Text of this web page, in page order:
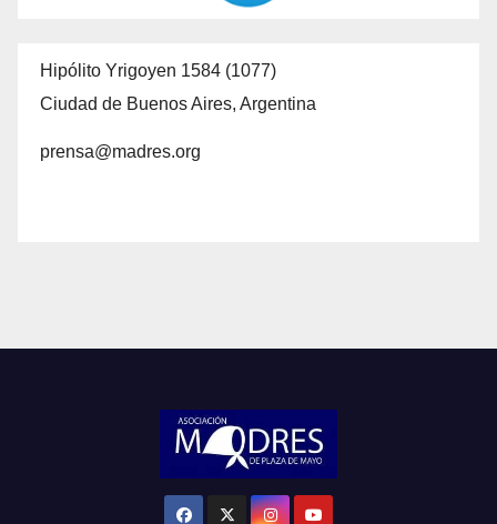
Hipólito Yrigoyen 1584 (1077)
Ciudad de Buenos Aires, Argentina
prensa@madres.org